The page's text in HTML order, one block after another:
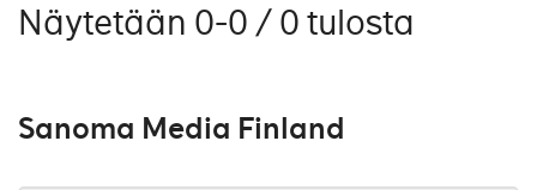
Näytetään 0-0 / 0 tulosta
Sanoma Media Finland